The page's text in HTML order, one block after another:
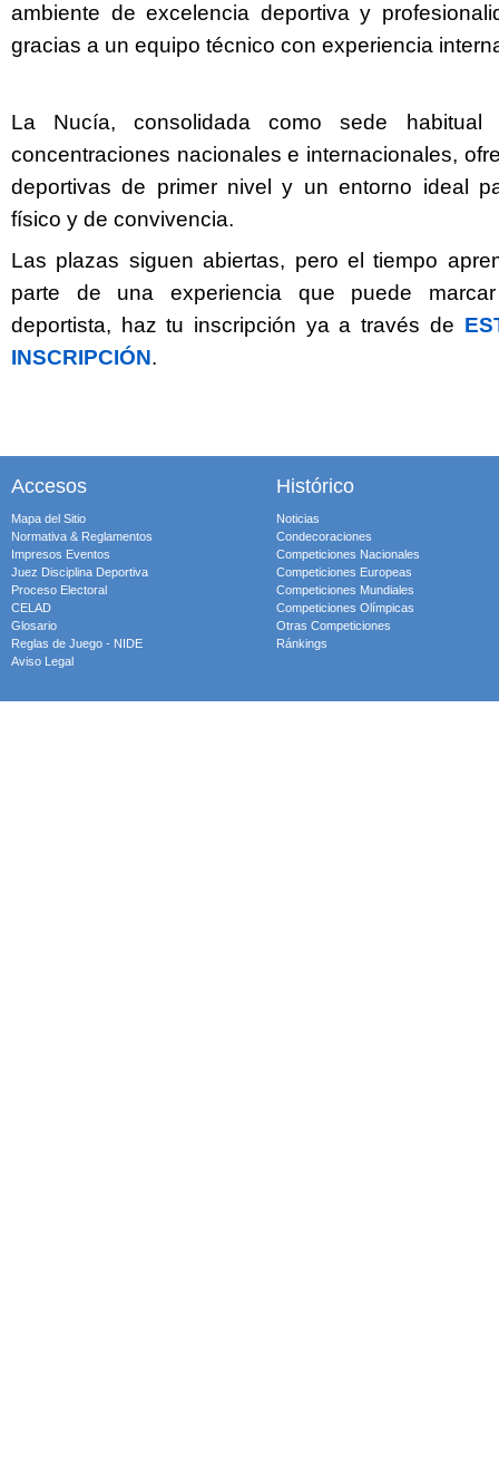
ambiente de excelencia deportiva y
gracias a un equipo técnico con experiencia
La Nucía, consolidada como sede habitual
concentraciones nacionales e internacionales,
deportivas de primer nivel y un entorno ideal
físico y de convivencia.
Las plazas siguen abiertas, pero el tiempo
parte de una experiencia que puede
deportista, haz tu inscripción ya a través de
INSCRIPCIÓN.
Accesos
Mapa del Sitio
Normativa & Reglamentos
Impresos Eventos
Juez Disciplina Deportiva
Proceso Electoral
CELAD
Glosario
Reglas de Juego - NIDE
Aviso Legal
Histórico
Noticias
Condecoraciones
Competiciones Nacionales
Competiciones Europeas
Competiciones Mundiales
Competiciones Olímpicas
Otras Competiciones
Ránkings